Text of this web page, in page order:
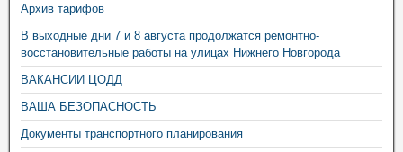
Архив тарифов
В выходные дни 7 и 8 августа продолжатся ремонтно-
восстановительные работы на улицах Нижнего Новгорода
ВАКАНСИИ ЦОДД
ВАША БЕЗОПАСНОСТЬ
Документы транспортного планирования